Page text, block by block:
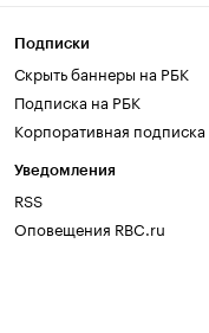
Подписки
Скрыть баннеры на РБК
Подписка на РБК
Корпоративная подписка
Уведомления
RSS
Оповещения RBC.ru